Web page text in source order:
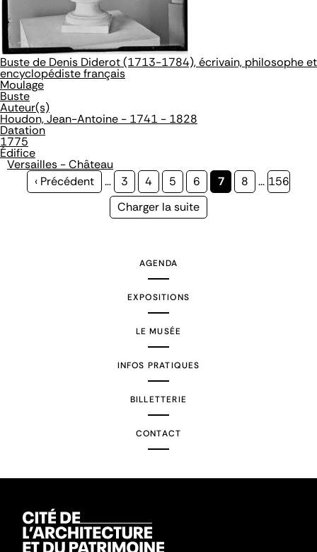
Buste de Denis Diderot (1713-1784), écrivain, philosophe et
encyclopédiste français
Moulage
Buste
Auteur(s)
Houdon, Jean-Antoine - 1741 - 1828
Datation
1775
Édifice
Versailles - Château
Page
‹ Précédent … Page
3 Page
4 Page
5 Page
6
Page
7 Page
8 … Page
156
Page
Charger la suite
AGENDA
EXPOSITIONS
LE MUSÉE
INFOS PRATIQUES
BILLETTERIE
CONTACT